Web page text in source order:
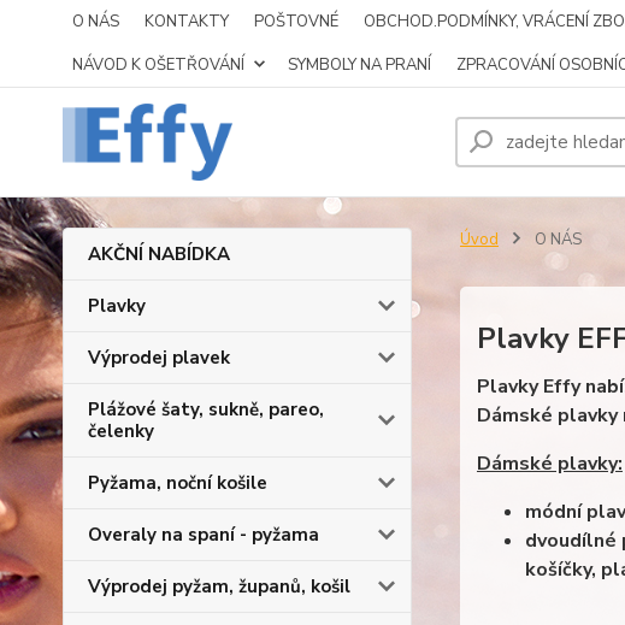
O NÁS KONTAKTY POŠTOVNÉ OBCHOD.PODMÍNKY, VRÁCENÍ
NÁVOD K OŠETŘOVÁNÍ
SYMBOLY NA PRANÍ ZPRACOVÁNÍ
AKČNÍ NABÍDKA
Plavky
Výprodej plavek
Plážové šaty, sukně, pareo,
čelenky
Pyžama, noční košile
Overaly na spaní - pyžama
Výprodej pyžam, županů, košil
Úvod O NÁS
Plavky
Plavky Effy
Dámské plavky
Dámské plavky:
módní
dvoudílné
košíčky,